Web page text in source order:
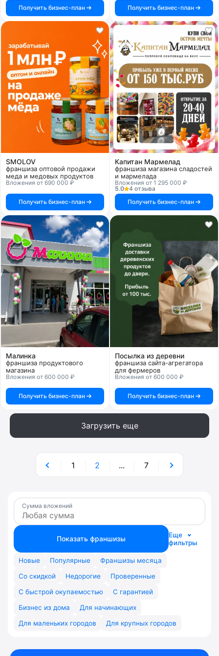
Получить бизнес-план
Получить бизнес-план
SMOLOV
франшиза оптовой продажи
меда и медовых продуктов
Вложения от 690 000 ₽
Получить бизнес-план
Капитан Мармелад
франшиза магазина сладостей
и мармелада
Вложения от 1 295 000 ₽
5.0
4 отзыва
Получить бизнес-план
Малинка
франшиза продуктового
магазина
Вложения от 600 000 ₽
Получить бизнес-план
Посылка из деревни
франшиза сайта-агрегатора
для фермеров
Вложения от 600 000 ₽
Получить бизнес-план
Загрузить еще
1 2 ... 7
Сумма вложений
Показать франшизы
Еще
фильтры
Новые Популярные
Франшизы месяца
Со скидкой
Недорогие
Проверенные
С быстрой окупаемостью
С гарантией
Бизнес из дома
Для начинающих
Для маленьких городов
Для крупных городов